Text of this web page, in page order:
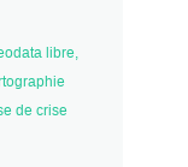
libre,
de crise